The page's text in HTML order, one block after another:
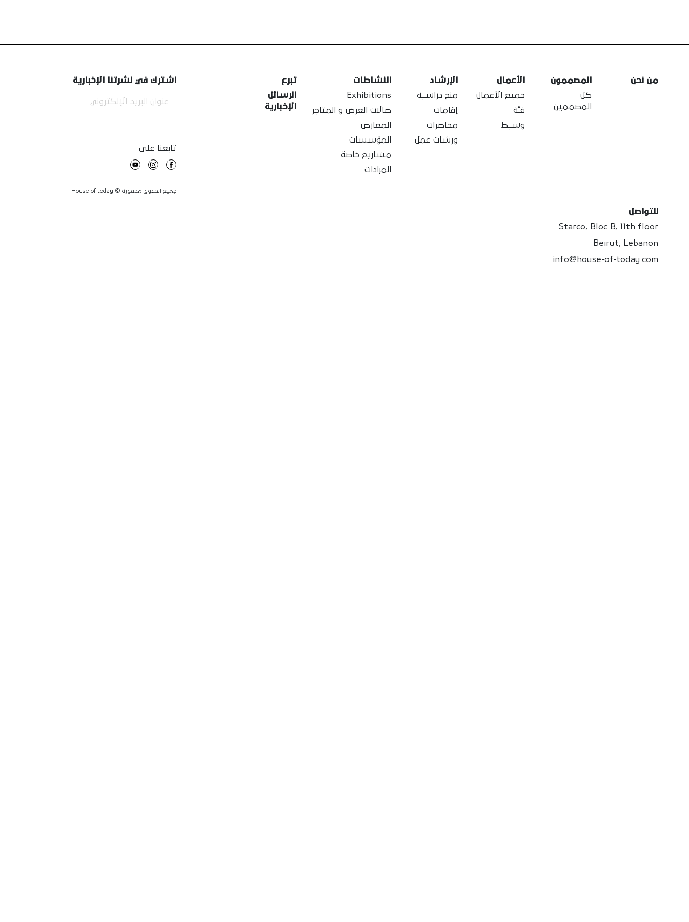
من نحن
المصممون
كل
المصممين
الأعمال
جميع الأعمال
فئة
وسيط
الإرشاد
منح دراسية
إقامات
محاضرات
ورشات عمل
النشاطات
Exhibitions
صالات العرض و المتاجر
المعارض
المؤسسات
مشاريع خاصة
المزادات
تبرع
الرسائل
الإخبارية
للتواصل
Starco, Bloc B, 11th floor
Beirut, Lebanon
info@house-of-today.com
اشترك في نشرتنا الإخبارية
تابعنا على
جميع الحقوق محفوزة © House of today